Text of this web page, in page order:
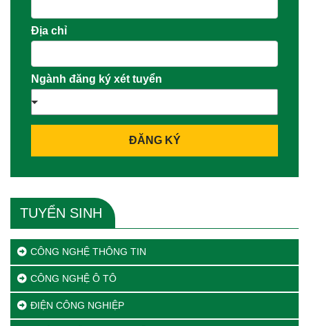
Địa chỉ
Ngành đăng ký xét tuyển
ĐĂNG KÝ
TUYỂN SINH
CÔNG NGHỆ THÔNG TIN
CÔNG NGHỆ Ô TÔ
ĐIỆN CÔNG NGHIỆP